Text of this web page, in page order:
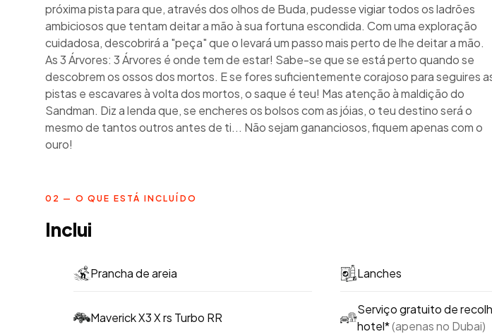
próxima pista para que, através dos olhos de Buda, pudesse vigiar todos os ladrões
ambiciosos que tentam deitar a mão à sua fortuna escondida. Com uma exploração
cuidadosa, descobrirá a "peça" que o levará um passo mais perto de lhe deitar a mão.
As 3 Árvores: 3 Árvores é onde tem de estar! Sabe-se que se está perto quando se
descobrem os ossos dos mortos. E se fores suficientemente corajoso para seguires
pistas e escavares à volta dos mortos, o saque é teu! Mas atenção à maldição do
Sandman. Diz a lenda que, se encheres os bolsos com as jóias, o teu destino será o
mesmo de tantos outros antes de ti... Não sejam gananciosos, fiquem apenas com o
ouro!
02 — O QUE ESTÁ INCLUÍDO
Inclui
Prancha de areia Lanches
Maverick X3 X rs Turbo RR
Serviço gratuito de
hotel*(apenas no Dubai)